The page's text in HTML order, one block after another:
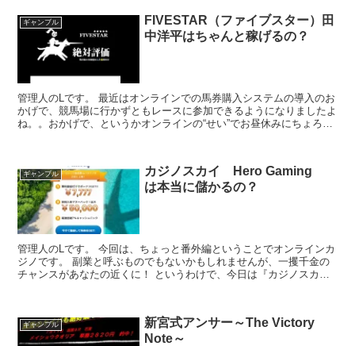
ギャンブル
FIVESTAR（ファイブスター）田
中洋平はちゃんと稼げるの？
管理人のLです。 最近はオンラインでの馬券購入システムの導入のお
かげで、競馬場に行かずともレースに参加できるようになりましたよ
ね。。おかげで、というかオンラインの“せい”でお昼休みにちょろっ
ギャンブル
カジノスカイ Hero Gaming
は本当に儲かるの？
管理人のLです。 今回は、ちょっと番外編ということでオンラインカ
ジノです。 副業と呼ぶものでもないかもしれませんが、一攫千金の
チャンスがあなたの近くに！ というわけで、今日は『カジノスカ
ギャンブル
新宮式アンサー～The Victory
Note～